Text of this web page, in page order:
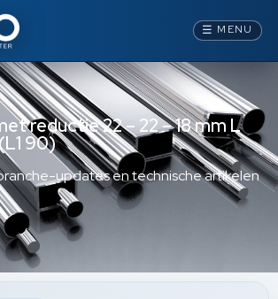
☰ MENU
reductie 22 – 22 – 18 mm L
90)
updates en technische artikelen